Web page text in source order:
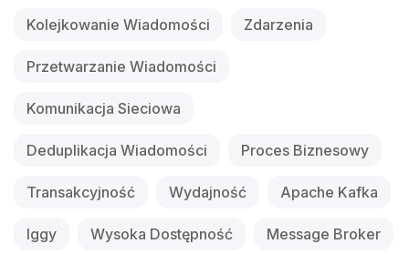
Kolejkowanie Wiadomości Zdarzenia
Przetwarzanie Wiadomości
Komunikacja Sieciowa
Deduplikacja Wiadomości Proces Biznesowy
Transakcyjność Wydajność Apache Kafka
Iggy Wysoka Dostępność Message Broker